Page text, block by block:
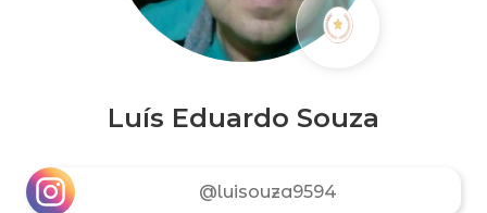
Luís Eduardo Souza
@luisouza9594